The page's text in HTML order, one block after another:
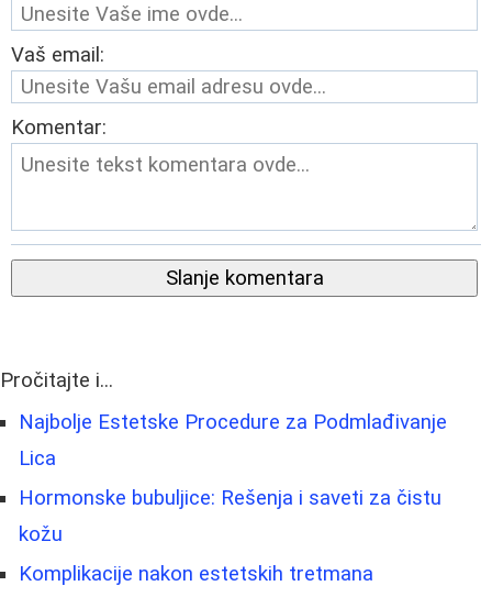
Vaš email:
Komentar:
Slanje komentara
Pročitajte i...
Najbolje Estetske Procedure za Podmlađivanje
Lica
Hormonske bubuljice: Rešenja i saveti za čistu
kožu
Komplikacije nakon estetskih tretmana